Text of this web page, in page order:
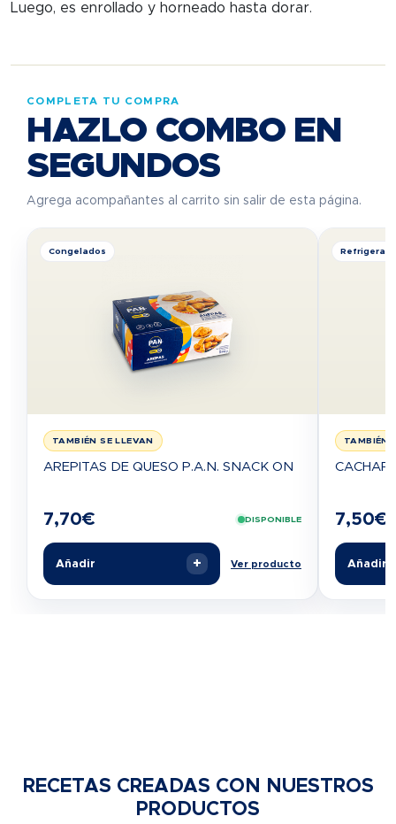
Luego, es enrollado y horneado hasta dorar.
COMPLETA TU COMPRA
HAZLO COMBO EN
SEGUNDOS
Agrega acompañantes al carrito sin salir de esta página.
Congelados
TAMBIÉN SE LLEVAN
AREPITAS DE QUESO P.A.N. SNACK ON
7,70€ DISPONIBLE
Añadir + Ver producto
TAMBIÉN
7,50€
Añadir
RECETAS CREADAS CON NUESTROS
PRODUCTOS